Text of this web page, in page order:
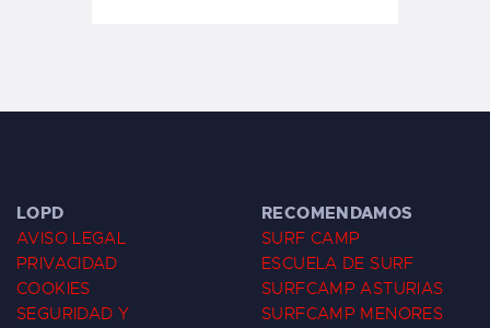
LOPD
AVISO LEGAL
PRIVACIDAD
COOKIES
SEGURIDAD Y
RECOMENDAMOS
SURF CAMP
ESCUELA DE SURF
SURFCAMP ASTURIAS
SURFCAMP MENORES